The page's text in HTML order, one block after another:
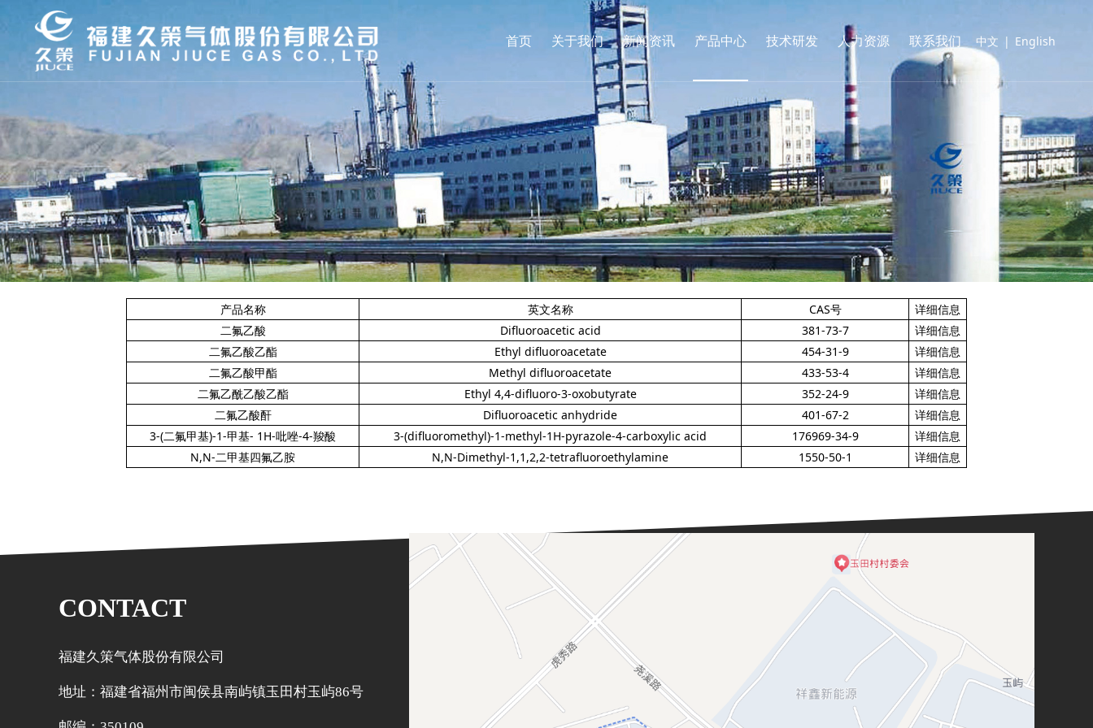
中文 | English
首页 关于我们 新闻资讯 产品中心 技术研发 人力资源 联系我们
产品名称 英文名称 CAS号
详细信息
二氟乙酸
Difluoroacetic acid 381-73-7
详细信息
二氟乙酸乙酯
Ethyl difluoroacetate 454-31-9
详细信息
二氟乙酸甲酯
Methyl difluoroacetate 433-53-4
详细信息
二氟乙酰乙酸乙酯
Ethyl 4,4-difluoro-3-oxobutyrate 352-24-9
详细信息
二氟乙酸酐
Difluoroacetic anhydride 401-67-2
详细信息
3-(二氟甲基)-1-甲基- 1H-吡唑-4-羧酸 3-(difluoromethyl)-1-methyl-1H-pyrazole-4-carboxylic acid 176969-34-9
详细信息
N,N-二甲基四氟乙胺 N,N-Dimethyl-1,1,2,2-tetrafluoroethylamine 1550-50-1 详细信息
CONTACT
福建久策气体股份有限公司
地址：福建省福州市闽侯县南屿镇玉田村玉屿86号